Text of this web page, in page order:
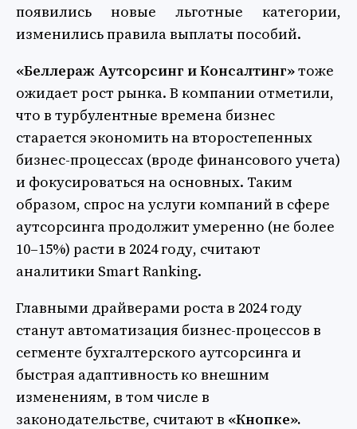
появились новые льготные категории,
изменились правила выплаты пособий.
«Беллераж Аутсорсинг и Консалтинг»тоже
ожидает рост рынка. В компании отметили,
что в турбулентные времена бизнес
старается экономить на второстепенных
бизнес-процессах (вроде финансового учета)
и фокусироваться на основных. Таким
образом, спрос на услуги компаний в сфере
аутсорсинга продолжит умеренно (не более
10–15%) расти в 2024 году, считают
аналитики Smart Ranking.
Главными драйверами роста в 2024 году
станут автоматизация бизнес-процессов в
сегменте бухгалтерского аутсорсинга и
быстрая адаптивность ко внешним
изменениям, в том числе в
законодательстве, считают в «Кнопке».